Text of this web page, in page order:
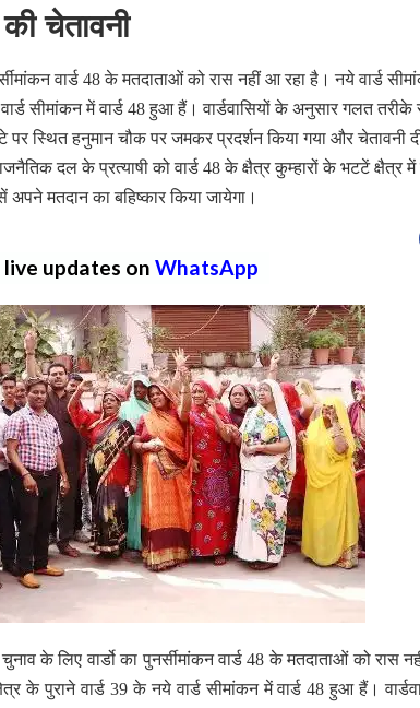
चेतावनी
वार्ड 48 के मतदाताओं को रास नहीं आ रहा है। नये वार्ड
सीमांकन में वार्ड 48 हुआ हैं। वार्डवासियों के अनुसार गलत तरीके
स्थित हनुमान चौक पर जमकर प्रदर्शन किया गया और चेतावनी
दल के प्रत्याषी को वार्ड 48 के क्षैत्र कुम्हारों के भटटें क्षैत्र
मतदान का बहिष्कार किया जायेगा।
updates on WhatsApp
के लिए वार्डो का पुनर्सीमांकन वार्ड 48 के मतदाताओं को रास
के पुराने वार्ड 39 के नये वार्ड सीमांकन में वार्ड 48 हुआ हैं।